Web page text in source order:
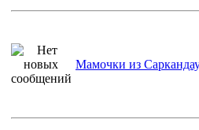
Мамочки из